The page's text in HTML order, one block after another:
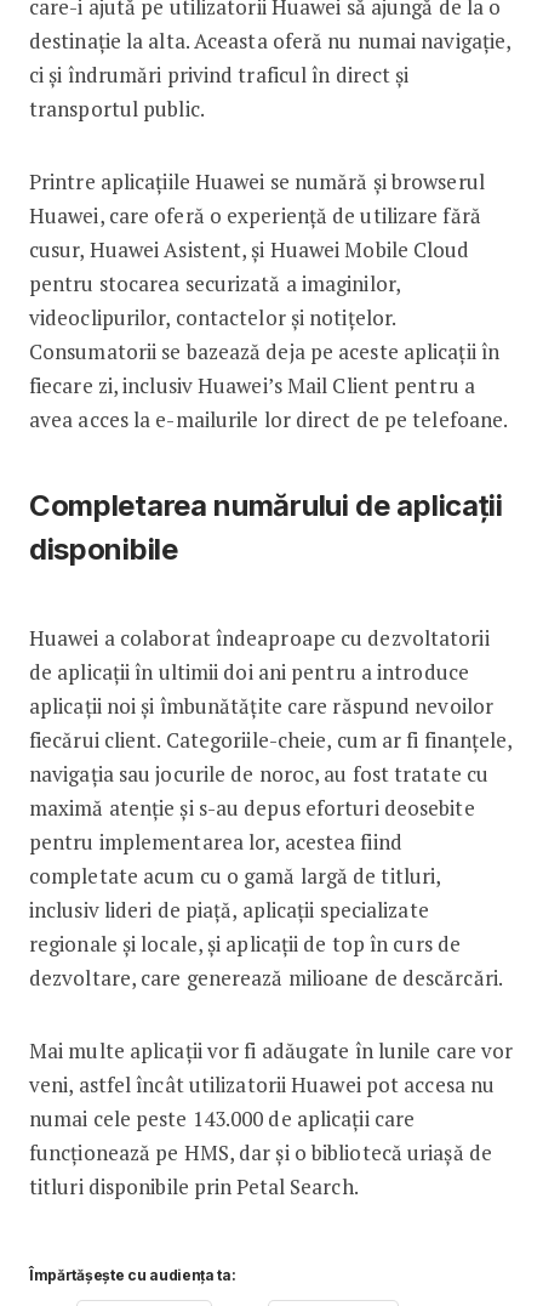
care-i ajută pe utilizatorii Huawei să ajungă de la o
destinație la alta. Aceasta oferă nu numai navigație,
ci și îndrumări privind traficul în direct și
transportul public.
Printre aplicațiile Huawei se numără și browserul
Huawei, care oferă o experiență de utilizare fără
cusur, Huawei Asistent, și Huawei Mobile Cloud
pentru stocarea securizată a imaginilor,
videoclipurilor, contactelor și notițelor.
Consumatorii se bazează deja pe aceste aplicații în
fiecare zi, inclusiv Huawei’s Mail Client pentru a
avea acces la e-mailurile lor direct de pe telefoane.
Completarea numărului de aplicații
disponibile
Huawei a colaborat îndeaproape cu dezvoltatorii
de aplicații în ultimii doi ani pentru a introduce
aplicații noi și îmbunătățite care răspund nevoilor
fiecărui client. Categoriile-cheie, cum ar fi finanțele,
navigația sau jocurile de noroc, au fost tratate cu
maximă atenție și s-au depus eforturi deosebite
pentru implementarea lor, acestea fiind
completate acum cu o gamă largă de titluri,
inclusiv lideri de piață, aplicații specializate
regionale și locale, și aplicații de top în curs de
dezvoltare, care generează milioane de descărcări.
Mai multe aplicații vor fi adăugate în lunile care vor
veni, astfel încât utilizatorii Huawei pot accesa nu
numai cele peste 143.000 de aplicații care
funcționează pe HMS, dar și o bibliotecă uriașă de
titluri disponibile prin Petal Search.
Împărtășește cu audiența ta: